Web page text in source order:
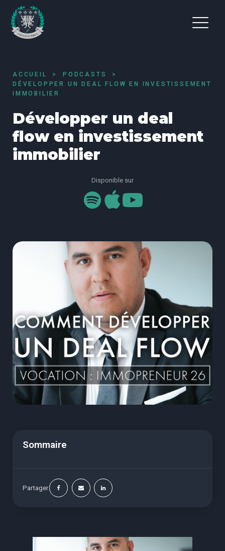
ACCUEIL
PODCASTS
DÉVELOPPER UN DEAL FLOW EN INVESTISSEMENT
IMMOBILIER
Développer un deal
flow en investissement
immobilier
Disponible sur
Sommaire
Partager